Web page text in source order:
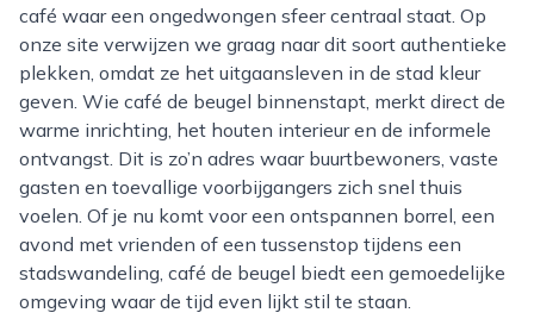
café waar een ongedwongen sfeer centraal staat. Op
onze site verwijzen we graag naar dit soort authentieke
plekken, omdat ze het uitgaansleven in de stad kleur
geven. Wie café de beugel binnenstapt, merkt direct de
warme inrichting, het houten interieur en de informele
ontvangst. Dit is zo’n adres waar buurtbewoners, vaste
gasten en toevallige voorbijgangers zich snel thuis
voelen. Of je nu komt voor een ontspannen borrel, een
avond met vrienden of een tussenstop tijdens een
stadswandeling, café de beugel biedt een gemoedelijke
omgeving waar de tijd even lijkt stil te staan.